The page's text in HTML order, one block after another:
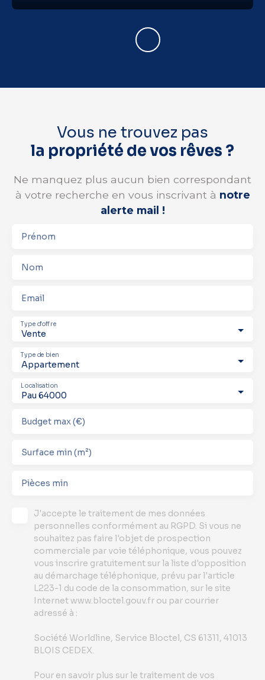
Vous ne trouvez pas
la propriété de vos rêves ?
Ne manquez plus aucun bien correspondant
à votre recherche en vous inscrivant à notre
alerte mail !
Prénom
Nom
Email
Vente
Type d'offre
Appartement
Type de bien
Pau 64000
Localisation
Budget max (€)
Surface min (m²)
Pièces min
J'accepte le traitement de mes données
personnelles conformément au RGPD. Si vous ne
souhaitez pas faire l'objet de prospection
commerciale par voie téléphonique, vous pouvez
vous inscrire gratuitement sur la liste d'opposition
au démarchage téléphonique, prévu par l'article
L223-1 du code de la consommation, sur le site
Internet www.bloctel.gouv.fr ou par courrier
adressé à :
Société Worldline, Service Bloctel, CS 61311, 41013
BLOIS CEDEX.
Pour en savoir plus sur le traitement de vos